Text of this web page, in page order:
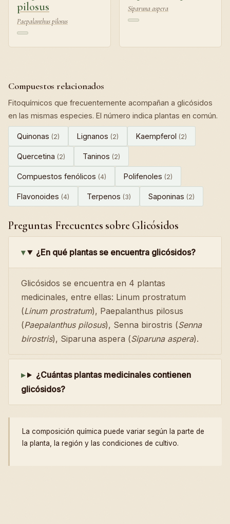
pilosus
Paepalanthus pilosus
Siparuna aspera
Compuestos relacionados
Fitoquímicos que frecuentemente acompañan a glicósidos
en las mismas especies. El número indica plantas en común.
Quinonas (2) Lignanos (2) Kaempferol (2)
Quercetina (2) Taninos (2)
Compuestos fenólicos (4) Polifenoles (2)
Flavonoides (4) Terpenos (3) Saponinas (2)
Preguntas Frecuentes sobre Glicósidos
¿En qué plantas se encuentra glicósidos?
Glicósidos se encuentra en 4 plantas
medicinales, entre ellas: Linum prostratum
(Linum prostratum), Paepalanthus pilosus
(Paepalanthus pilosus), Senna birostris (Senna
birostris), Siparuna aspera (Siparuna aspera).
¿Cuántas plantas medicinales contienen
glicósidos?
La composición química puede variar según la parte de
la planta, la región y las condiciones de cultivo.